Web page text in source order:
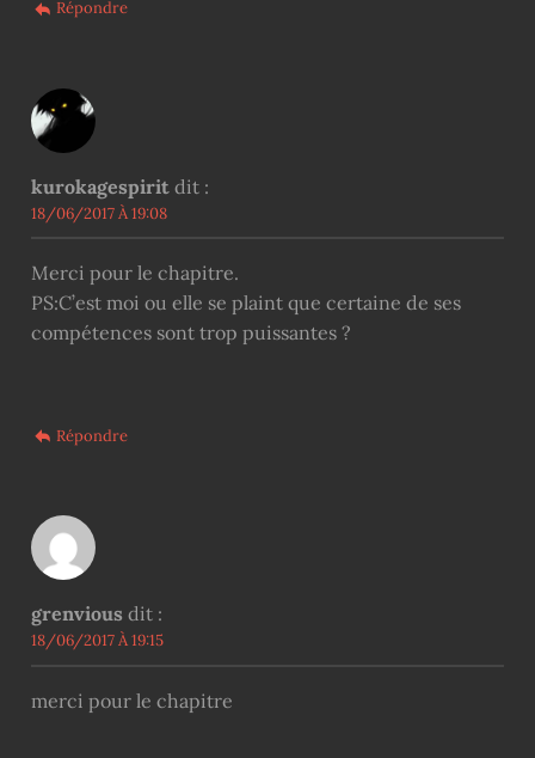
Répondre
kurokagespirit dit :
18/06/2017 À 19:08
Merci pour le chapitre.
PS:C’est moi ou elle se plaint que certaine de ses
compétences sont trop puissantes ?
Répondre
grenvious dit :
18/06/2017 À 19:15
merci pour le chapitre